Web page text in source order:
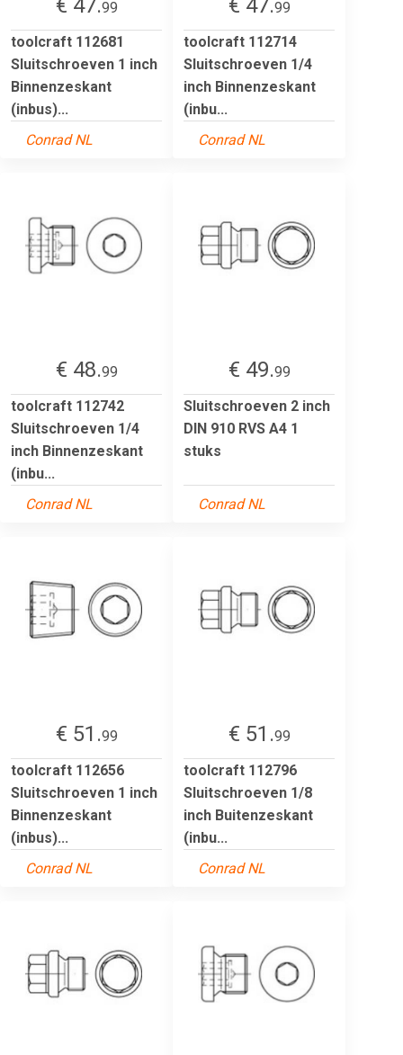
€ 47.99
toolcraft 112681
Sluitschroeven 1 inch
Binnenzeskant
(inbus)...
Conrad NL
€ 47.99
toolcraft 112714
Sluitschroeven 1/4
inch Binnenzeskant
(inbu...
Conrad NL
€ 48.99
toolcraft 112742
Sluitschroeven 1/4
inch Binnenzeskant
(inbu...
Conrad NL
€ 49.99
Sluitschroeven 2 inch
DIN 910 RVS A4 1
stuks
Conrad NL
€ 51.99
toolcraft 112656
Sluitschroeven 1 inch
Binnenzeskant
(inbus)...
Conrad NL
€ 51.99
toolcraft 112796
Sluitschroeven 1/8
inch Buitenzeskant
(inbu...
Conrad NL